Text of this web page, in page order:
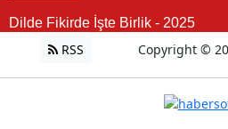
Dilde Fikirde İşte Birlik - 2025
RSS Copyright ©